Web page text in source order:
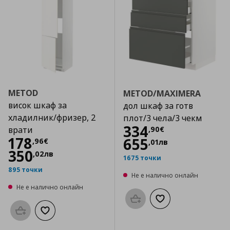
METOD
висок шкаф за
хладилник/фризер, 2
врати
178,96€
Цена
350,02лв
895 точки
Не е налично онлайн
Προσθήκη στο καλάθι
Добави към списъка с любими
METOD/MAXIMERA
дол шкаф за готв
плот/3 чела/3 чекм
334,90€
Цена
655,01лв
1675 точки
Не е налично онлайн
Προσθήκη στο καλάθι
Добави към